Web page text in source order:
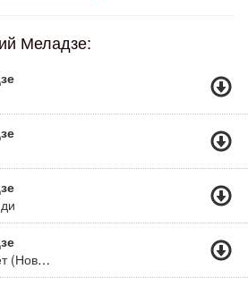
Меладзе:
Свободный Полёт (Новинка 2015)